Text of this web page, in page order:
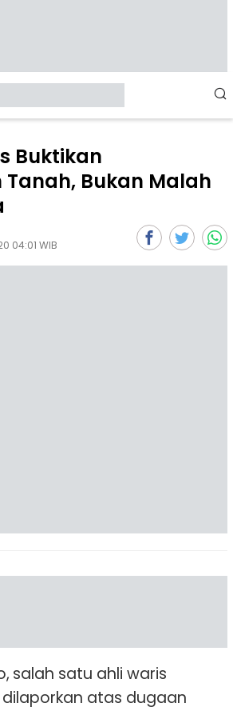
Buktikan
Tanah, Bukan Malah
04:01 WIB
salah satu ahli waris
atas dugaan